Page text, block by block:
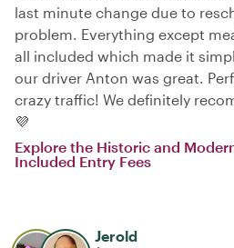
last minute change due to
problem. Everything except
all included which made it
our driver Anton was great.
crazy traffic! We definitely
💜
Explore the Historic and
Included Entry Fees
Jerold